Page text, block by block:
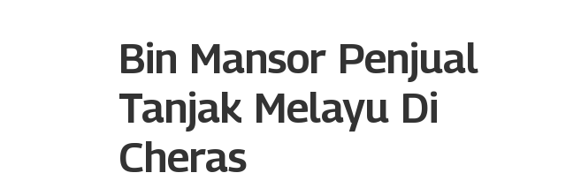
Bin Mansor Penjual
Tanjak Melayu Di
Cheras